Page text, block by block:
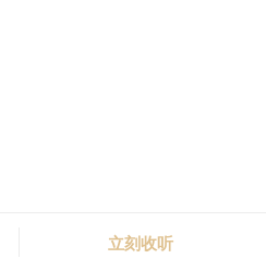
立刻收听